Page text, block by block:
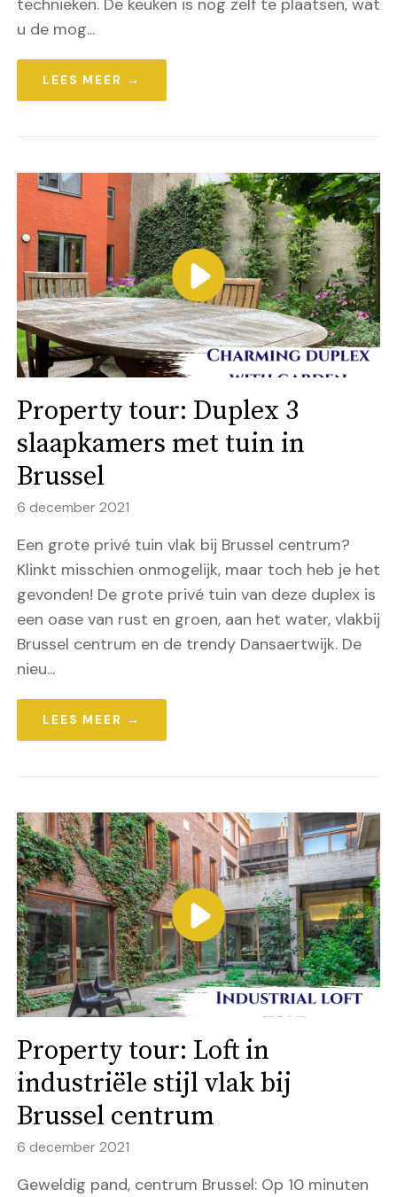
technieken. De keuken is nog zelf te plaatsen, wat
u de mog...
LEES MEER →
Property tour: Duplex 3
slaapkamers met tuin in
Brussel
6 december 2021
Een grote privé tuin vlak bij Brussel centrum?
Klinkt misschien onmogelijk, maar toch heb je het
gevonden! De grote privé tuin van deze duplex is
een oase van rust en groen, aan het water, vlakbij
Brussel centrum en de trendy Dansaertwijk. De
nieu...
LEES MEER →
Property tour: Loft in
industriële stijl vlak bij
Brussel centrum
6 december 2021
Geweldig pand, centrum Brussel: Op 10 minuten